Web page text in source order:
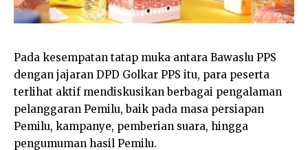
Pada kesempatan tatap muka antara Bawaslu PPS
dengan jajaran DPD Golkar PPS itu, para peserta
terlihat aktif mendiskusikan berbagai pengalaman
pelanggaran Pemilu, baik pada masa persiapan
Pemilu, kampanye, pemberian suara, hingga
pengumuman hasil Pemilu.